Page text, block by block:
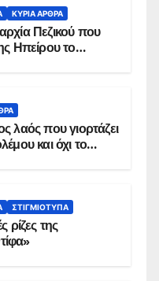
ΚΥΡΙΑ ΑΡΘΡΑ
Πεζικού που
Ηπείρου το
λαός που γιορτάζει
και όχι το
ΣΤΙΓΜΙΌΤΥΠΑ
ρίζες της